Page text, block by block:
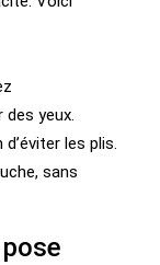
yeux.
les plis.
sans